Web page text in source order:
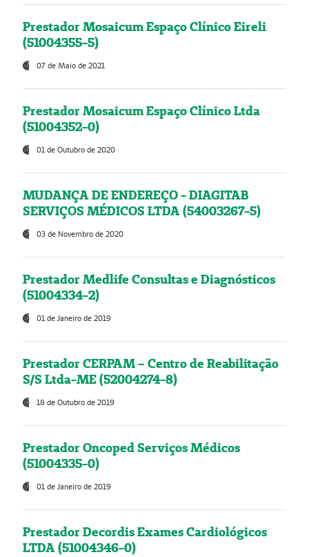
Prestador Mosaicum Espaço Clínico Eireli
(51004355-5)
07 de Maio de 2021
Prestador Mosaicum Espaço Clínico Ltda
(51004352-0)
01 de Outubro de 2020
MUDANÇA DE ENDEREÇO - DIAGITAB
SERVIÇOS MÉDICOS LTDA (54003267-5)
03 de Novembro de 2020
Prestador Medlife Consultas e Diagnósticos
(51004334-2)
01 de Janeiro de 2019
Prestador CERPAM – Centro de Reabilitação
S/S Ltda-ME (52004274-8)
18 de Outubro de 2019
Prestador Oncoped Serviços Médicos
(51004335-0)
01 de Janeiro de 2019
Prestador Decordis Exames Cardiológicos
LTDA (51004346-0)